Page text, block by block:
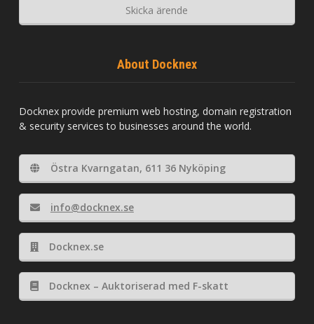
Skicka ärende
About Docknex
Docknex provide premium web hosting, domain registration
& security services to businesses around the world.
Östra Kvarngatan, 611 36 Nyköping
info@docknex.se
Docknex.se
Docknex – Auktoriserad med F-skatt